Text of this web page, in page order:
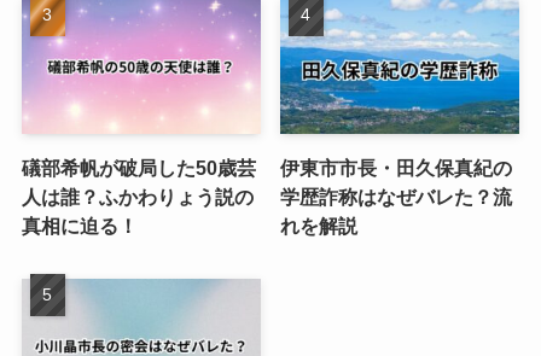
礒部希帆が破局した50歳芸
人は誰？ふかわりょう説の
真相に迫る！
伊東市市長・田久保真紀の
学歴詐称はなぜバレた？流
れを解説